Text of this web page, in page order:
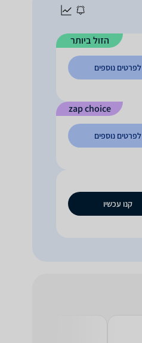
הזול ביותר
לפרטים נוספים
zap choice
לפרטים נוספים
קנו עכשיו